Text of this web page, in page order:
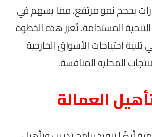
بحجم نمو مرتفع، مما يسهم في
المستدامة. تُعزز هذه الخطوة
تلبية احتياجات الأسواق الخارجية
المحلية المنافسة.
العمالة